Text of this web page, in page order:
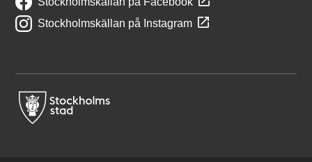
Stockholmskällan på Instagram